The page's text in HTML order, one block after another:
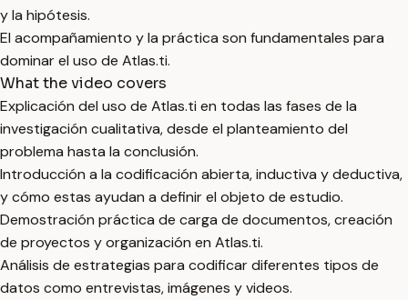
y la hipótesis.
El acompañamiento y la práctica son fundamentales para
dominar el uso de Atlas.ti.
What the video covers
Explicación del uso de Atlas.ti en todas las fases de la
investigación cualitativa, desde el planteamiento del
problema hasta la conclusión.
Introducción a la codificación abierta, inductiva y deductiva,
y cómo estas ayudan a definir el objeto de estudio.
Demostración práctica de carga de documentos, creación
de proyectos y organización en Atlas.ti.
Análisis de estrategias para codificar diferentes tipos de
datos como entrevistas, imágenes y videos.